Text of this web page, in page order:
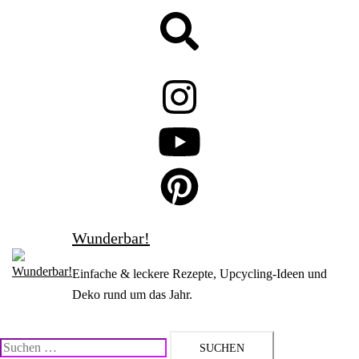
Wunderbar!
Einfache & leckere Rezepte, Upcycling-Ideen und
Deko rund um das Jahr.
Suchen